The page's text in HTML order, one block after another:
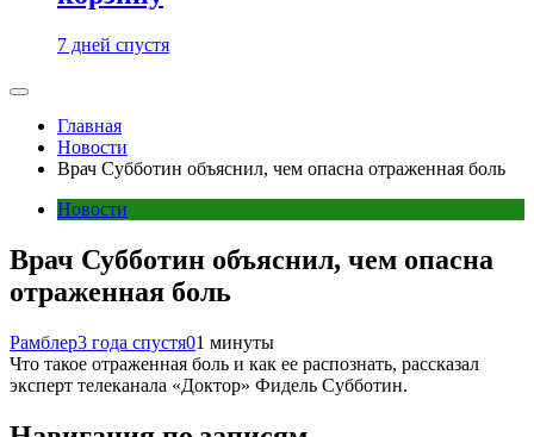
7 дней спустя
Главная
Новости
Врач Субботин объяснил, чем опасна отраженная боль
Новости
Врач Субботин объяснил, чем опасна
отраженная боль
Рамблер3 года спустя01 минуты
Что такое отраженная боль и как ее распознать, рассказал
эксперт телеканала «Доктор» Фидель Субботин.